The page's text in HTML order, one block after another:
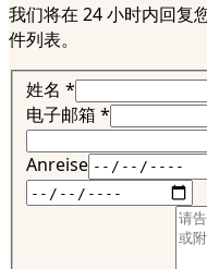
我们将在 24 小时内回复
件列表。
姓名 *
电子邮箱 *
Anreise